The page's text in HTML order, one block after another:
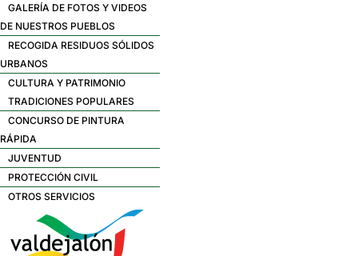
GALERÍA DE FOTOS Y VIDEOS
DE NUESTROS PUEBLOS
RECOGIDA RESIDUOS SÓLIDOS
URBANOS
CULTURA Y PATRIMONIO
TRADICIONES POPULARES
CONCURSO DE PINTURA
RÁPIDA
JUVENTUD
PROTECCIÓN CIVIL
OTROS SERVICIOS